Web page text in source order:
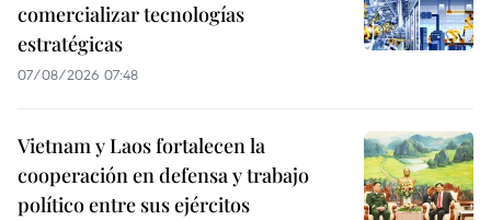
comercializar tecnologías
estratégicas
07/08/2026 07:48
Vietnam y Laos fortalecen la
cooperación en defensa y trabajo
político entre sus ejércitos